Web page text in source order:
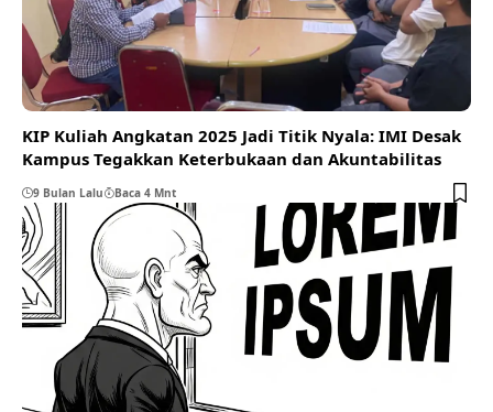
KIP Kuliah Angkatan 2025 Jadi Titik Nyala: IMI Desak
Kampus Tegakkan Keterbukaan dan Akuntabilitas
9 Bulan Lalu Baca 4 Mnt